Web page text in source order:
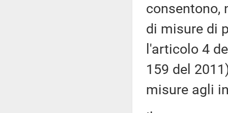
consentono,
di misure di
l'articolo 4
159 del
misure agli